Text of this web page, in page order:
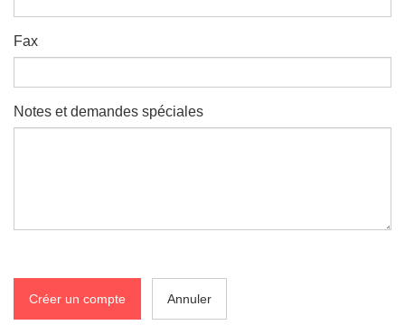
Fax
Notes et demandes spéciales
Créer un compte Annuler